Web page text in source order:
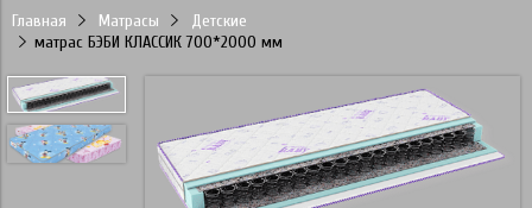
Главная Матрасы
Детские
матрас БЭБИ КЛАССИК 700*2000 мм